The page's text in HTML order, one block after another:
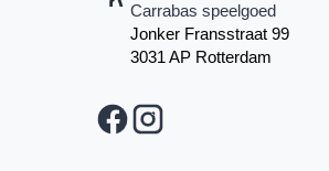
Carrabas speelgoed
Jonker Fransstraat 99
3031 AP Rotterdam